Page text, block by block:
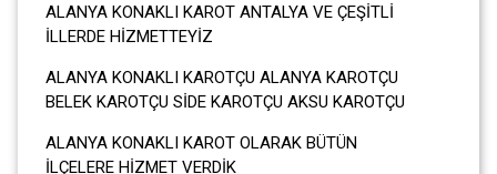
ALANYA KONAKLI KAROT ANTALYA VE ÇEŞİTLİ
İLLERDE HİZMETTEYİZ
ALANYA KONAKLI KAROTÇU ALANYA KAROTÇU
BELEK KAROTÇU SİDE KAROTÇU AKSU KAROTÇU
ALANYA KONAKLI KAROT OLARAK BÜTÜN
İLÇELERE HİZMET VERDİK